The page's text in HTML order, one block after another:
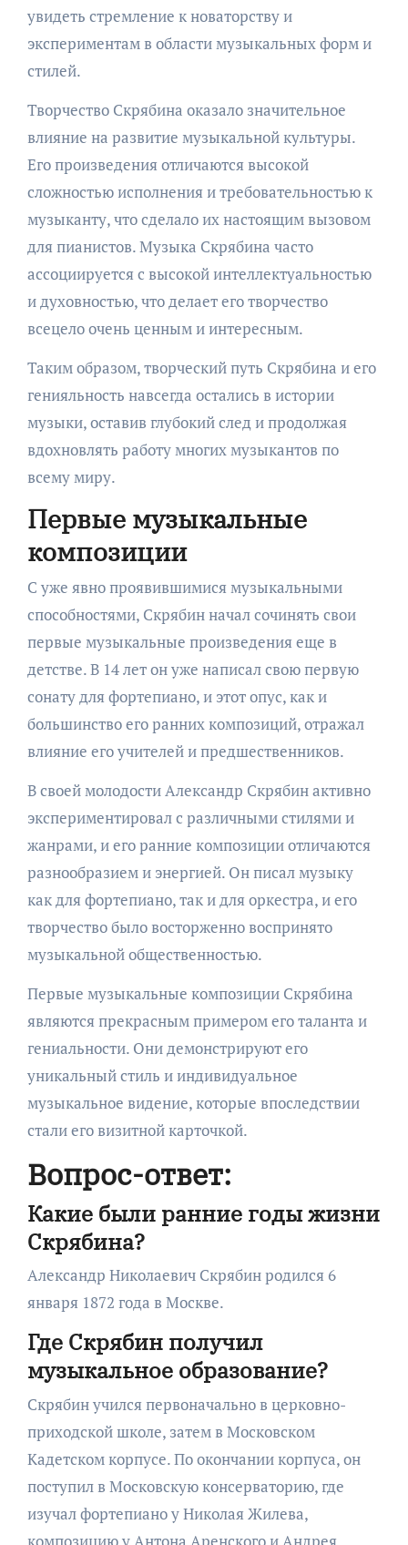
увидеть стремление к новаторству и
экспериментам в области музыкальных форм и
стилей.
Творчество Скрябина оказало значительное
влияние на развитие музыкальной культуры.
Его произведения отличаются высокой
сложностью исполнения и требовательностью к
музыканту, что сделало их настоящим вызовом
для пианистов. Музыка Скрябина часто
ассоциируется с высокой интеллектуальностью
и духовностью, что делает его творчество
всецело очень ценным и интересным.
Таким образом, творческий путь Скрябина и его
генияльность навсегда остались в истории
музыки, оставив глубокий след и продолжая
вдохновлять работу многих музыкантов по
всему миру.
Первые музыкальные
композиции
С уже явно проявившимися музыкальными
способностями, Скрябин начал сочинять свои
первые музыкальные произведения еще в
детстве. В 14 лет он уже написал свою первую
сонату для фортепиано, и этот опус, как и
большинство его ранних композиций, отражал
влияние его учителей и предшественников.
В своей молодости Александр Скрябин активно
экспериментировал с различными стилями и
жанрами, и его ранние композиции отличаются
разнообразием и энергией. Он писал музыку
как для фортепиано, так и для оркестра, и его
творчество было восторженно воспринято
музыкальной общественностью.
Первые музыкальные композиции Скрябина
являются прекрасным примером его таланта и
гениальности. Они демонстрируют его
уникальный стиль и индивидуальное
музыкальное видение, которые впоследствии
стали его визитной карточкой.
Вопрос-ответ:
Какие были ранние годы жизни
Скрябина?
Александр Николаевич Скрябин родился 6
января 1872 года в Москве.
Где Скрябин получил
музыкальное образование?
Скрябин учился первоначально в церковно-
приходской школе, затем в Московском
Кадетском корпусе. По окончании корпуса, он
поступил в Московскую консерваторию, где
изучал фортепиано у Николая Жилева,
композицию у Антона Аренского и Андрея